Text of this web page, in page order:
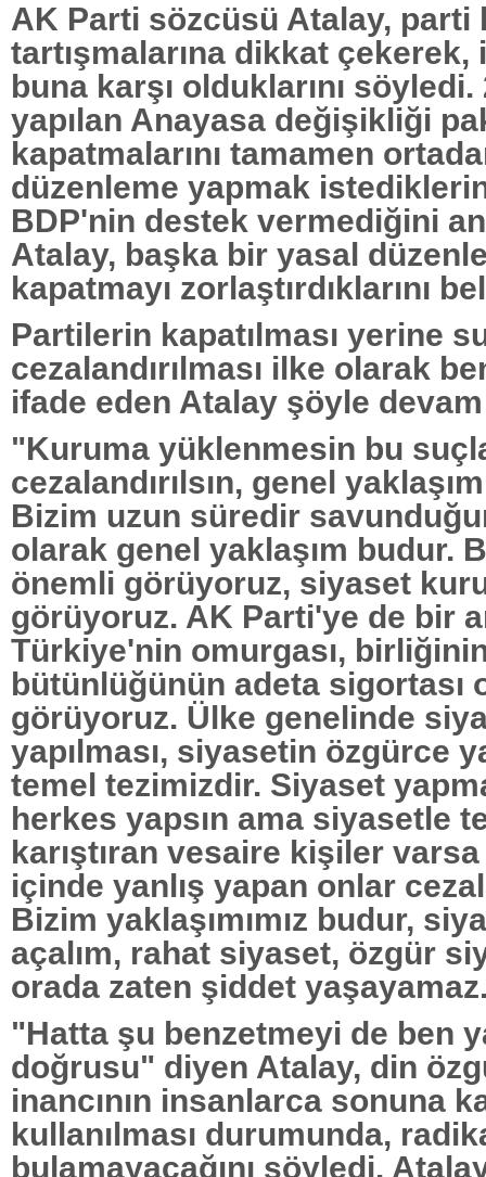
AK Parti sözcüsü Atalay, parti
tartışmalarına dikkat çekerek,
buna karşı olduklarını söyledi.
yapılan Anayasa değişikliği
kapatmalarını tamamen
düzenleme yapmak
BDP'nin destek vermediğini
Atalay, başka bir yasal
kapatmayı zorlaştırdıklarını
Partilerin kapatılması yerine
cezalandırılması ilke olarak
ifade eden Atalay şöyle
"Kuruma yüklenmesin bu
cezalandırılsın, genel
Bizim uzun süredir
olarak genel yaklaşım budur.
önemli görüyoruz, siyaset
görüyoruz. AK Parti'ye de bir
Türkiye'nin omurgası,
bütünlüğünün adeta sigortası
görüyoruz. Ülke genelinde
yapılması, siyasetin özgürce
temel tezimizdir. Siyaset
herkes yapsın ama siyasetle
karıştıran vesaire kişiler
içinde yanlış yapan onlar
Bizim yaklaşımımız budur,
açalım, rahat siyaset, özgür
orada zaten şiddet
"Hatta şu benzetmeyi de ben
doğrusu" diyen Atalay, din
inancının insanlarca sonuna
kullanılması durumunda,
bulamayacağını söyledi.